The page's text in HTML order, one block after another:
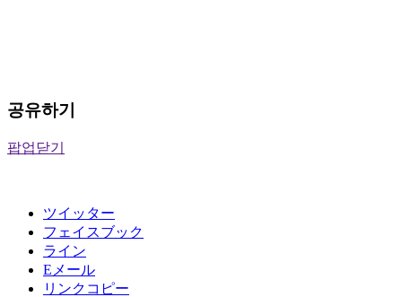
공유하기
팝업닫기
ツイッター
フェイスブック
ライン
Eメール
リンクコピー